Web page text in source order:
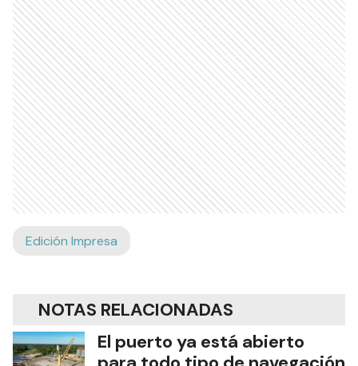
Edición Impresa
NOTAS RELACIONADAS
El puerto ya está abierto